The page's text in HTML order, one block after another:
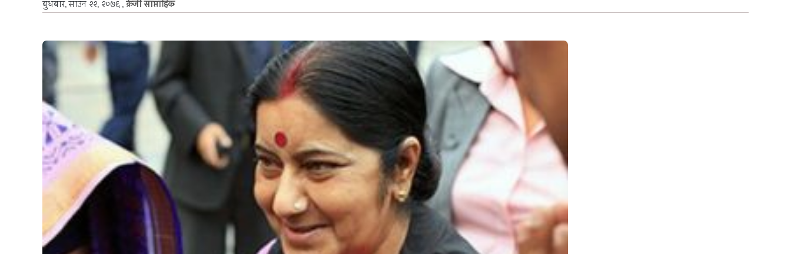
बुधबार, साउन २२, २०७६, क्रेजी साप्ताहिक